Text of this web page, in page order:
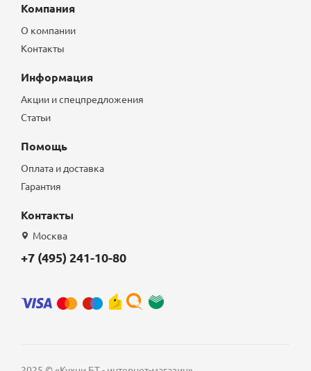
Компания
О компании
Контакты
Информация
Акции и спецпредложения
Статьи
Помощь
Оплата и доставка
Гарантия
Контакты
Москва
+7 (495) 241-10-80